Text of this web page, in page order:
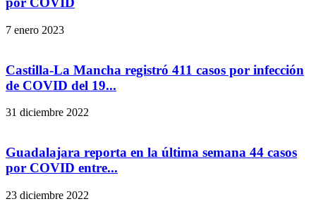
7 enero 2023
Castilla-La Mancha registró 411 casos por infección
de COVID del 19...
31 diciembre 2022
Guadalajara reporta en la última semana 44 casos
por COVID entre...
23 diciembre 2022